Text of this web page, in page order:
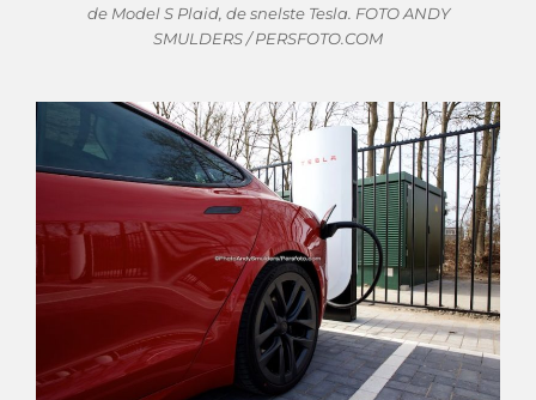
de Model S Plaid, de snelste Tesla. FOTO ANDY
SMULDERS / PERSFOTO.COM